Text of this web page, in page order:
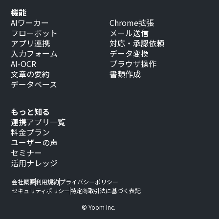
もっと知る
連携アプリ一覧
料金プラン
ユーザーの声
セミナー
活用ナレッジ
機能
AIワーカー
フローボット
アプリ連携
入力フォーム
AI-OCR
文章の要約
データベース
Chrome拡張
メール送信
対応・承認依頼
データ変換
ブラウザ操作
書類作成
会社概要利用規約プライバシーポリシー
セキュリティポリシー特定商取引法に基づく表記
© Yoom Inc.